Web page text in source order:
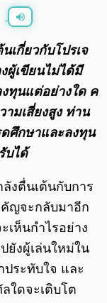
0:00/0:00
เกี่ยวกับโปรเจ
ผู้เขียนไม่ได้มี
ทุนแต่อย่างใด ค
มเสี่ยงสูง ท่าน
ศึกษาและลงทุน
บได้
งตื่นเต้นกับการ
ญจะกลับมาอีก
เห็นกำไรอย่าง
ยังผู้เล่นใหม่ใน
ระทับใจ และ
ใดจะเติบโต